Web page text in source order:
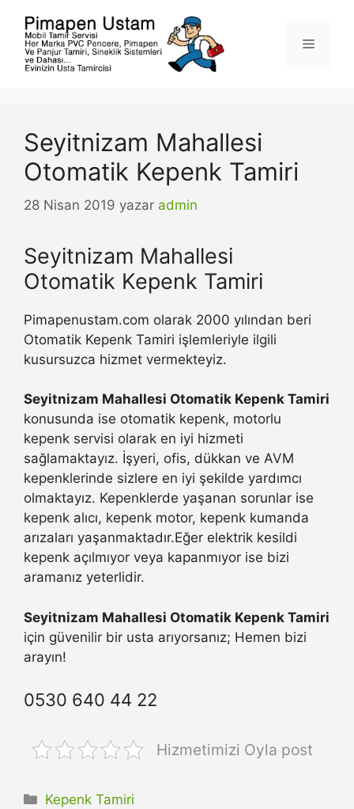
Menü
Seyitnizam Mahallesi
Otomatik Kepenk Tamiri
28 Nisan 2019 yazar admin
Seyitnizam Mahallesi
Otomatik Kepenk Tamiri
Pimapenustam.com olarak 2000 yılından beri
Otomatik Kepenk Tamiri işlemleriyle ilgili
kusursuzca hizmet vermekteyiz.
Seyitnizam Mahallesi Otomatik Kepenk Tamiri
konusunda ise otomatik kepenk, motorlu
kepenk servisi olarak en iyi hizmeti
sağlamaktayız. İşyeri, ofis, dükkan ve AVM
kepenklerinde sizlere en iyi şekilde yardımcı
olmaktayız. Kepenklerde yaşanan sorunlar ise
kepenk alıcı, kepenk motor, kepenk kumanda
arızaları yaşanmaktadır.Eğer elektrik kesildi
kepenk açılmıyor veya kapanmıyor ise bizi
aramanız yeterlidir.
Seyitnizam Mahallesi Otomatik Kepenk Tamiri
için güvenilir bir usta arıyorsanız; Hemen bizi
arayın!
0530 640 44 22
Hizmetimizi Oyla post
Kategoriler
Kepenk Tamiri